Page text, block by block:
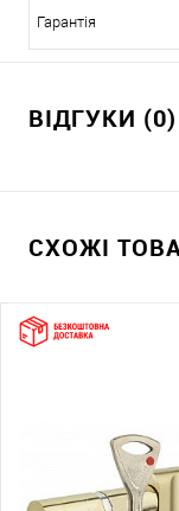
Гарантія
ВІДГУКИ (0)
СХОЖІ